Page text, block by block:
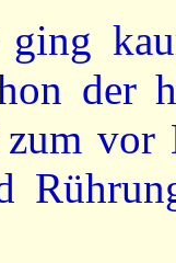
der
zum vor